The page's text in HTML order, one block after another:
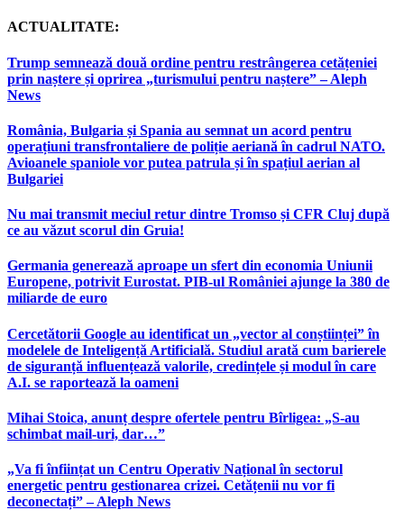
ACTUALITATE:
Trump semnează două ordine pentru restrângerea cetățeniei
prin naștere și oprirea „turismului pentru naștere” – Aleph
News
România, Bulgaria și Spania au semnat un acord pentru
operațiuni transfrontaliere de poliție aeriană în cadrul NATO.
Avioanele spaniole vor putea patrula și în spațiul aerian al
Bulgariei
Nu mai transmit meciul retur dintre Tromso și CFR Cluj după
ce au văzut scorul din Gruia!
Germania generează aproape un sfert din economia Uniunii
Europene, potrivit Eurostat. PIB-ul României ajunge la 380 de
miliarde de euro
Cercetătorii Google au identificat un „vector al conștiinței” în
modelele de Inteligență Artificială. Studiul arată cum barierele
de siguranță influențează valorile, credințele și modul în care
A.I. se raportează la oameni
Mihai Stoica, anunț despre ofertele pentru Bîrligea: „S-au
schimbat mail-uri, dar…”
„Va fi înființat un Centru Operativ Național în sectorul
energetic pentru gestionarea crizei. Cetățenii nu vor fi
deconectați” – Aleph News